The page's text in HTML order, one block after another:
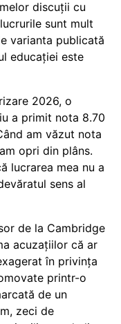
discuții cu
sunt mult
varianta publicată
educației este
2026, o
a primit nota 8.70
am văzut nota
opri din plâns.
lucrarea mea nu a
sens al
de la Cambridge
acuzațiilor că ar
în privința
printr-o
de un
zeci de